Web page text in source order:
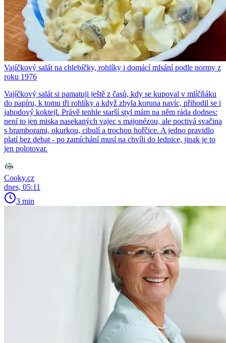
Vajíčkový salát na chlebíčky, rohlíky i domácí mlsání podle normy z
roku 1976
Vajíčkový salát si pamatuji ještě z časů, kdy se kupoval v mlíčňáku
do papíru, k tomu tři rohlíky a když zbyla koruna navíc, přihodil se i
jahodový koktejl. Právě tenhle starší styl mám na něm ráda dodnes:
není to jen miska nasekaných vajec s majonézou, ale poctivá svačina
s bramborami, okurkou, cibulí a trochou hořčice. A jedno pravidlo
platí bez debat - po zamíchání musí na chvíli do lednice, jinak je to
jen polotovar.
Cooky.cz
dnes, 05:11
3 min